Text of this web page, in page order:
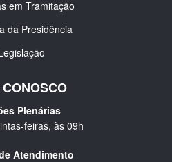
em Tramitação
da Presidência
Plenárias
feiras, às 09h
Atendimento